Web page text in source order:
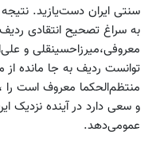
سنتی ایران دست‌یازید.
به سراغ تصحیح ‌انتقادی
معروفی،میرزاحسینقلی و
توانست ردیف به جا مانده
منتظم‌الحکما معروف است
و سعی دارد در آینده نزدیک
عمومی‌دهد.